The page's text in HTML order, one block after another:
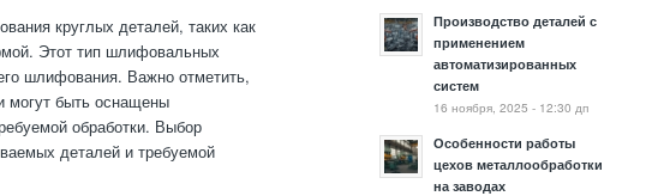
круглых деталей, таких как
Этот тип шлифовальных
шлифования. Важно отметить,
могут быть оснащены
обработки. Выбор
деталей и требуемой
Производство деталей с
применением
автоматизированных
систем
16 ноября, 2025 - 12:30 дп
Особенности работы
цехов металлообработки
на заводах